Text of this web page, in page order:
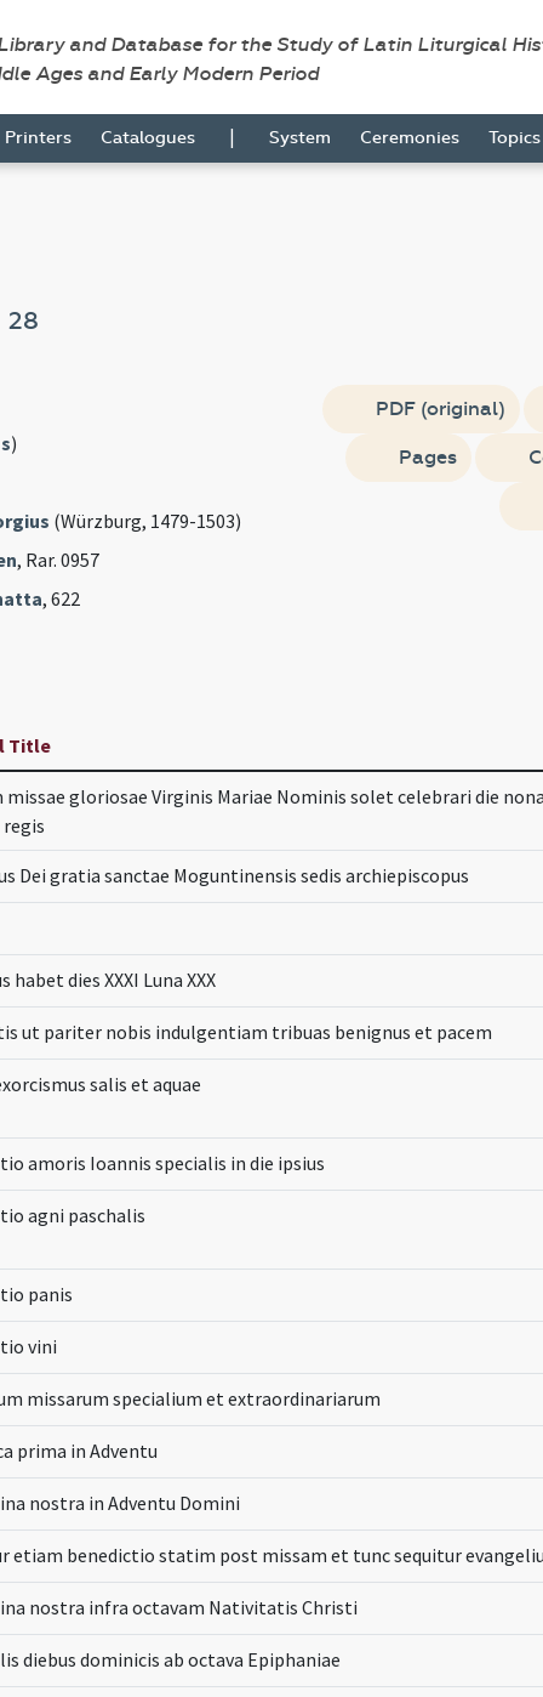
and Database for the Study of Latin Liturgical
Ages and Early Modern Period
Printers Catalogues | System Ceremonies
28
)
(Würzburg, 1479-1503)
, Rar. 0957
, 622
PDF (original)
Pages
Title
missae gloriosae Virginis Mariae Nominis solet celebrari die
Dei gratia sanctae Moguntinensis sedis archiepiscopus
habet dies XXXI Luna XXX
ut pariter nobis indulgentiam tribuas benignus et pacem
salis et aquae
amoris Ioannis specialis in die ipsius
agni paschalis
panis
vini
missarum specialium et extraordinariarum
prima in Adventu
nostra in Adventu Domini
etiam benedictio statim post missam et tunc sequitur
nostra infra octavam Nativitatis Christi
diebus dominicis ab octava Epiphaniae